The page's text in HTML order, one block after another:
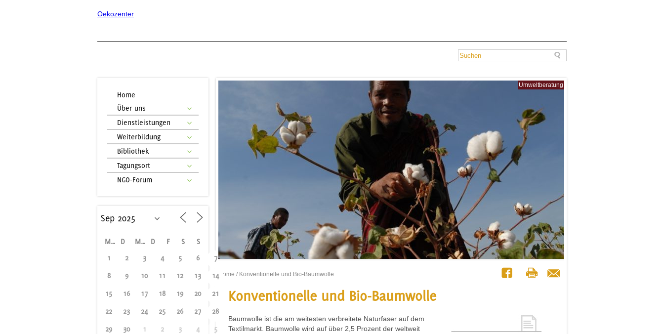
Oekozenter
Home
Über uns
Dienstleistungen
Weiterbildung
Bibliothek
Tagungsort
NGO-Forum
M D M D F S
S
1
2 3 4 5 6 7
8 9 10 11 12 13 14
15 16 17 18 19 20 21
22 23 24 25 26 27 28
29 30 1 2 3 4 5
Umweltberatung
Home / Konventionelle und Bio-Baumwolle
Konventionelle und Bio-Baumwolle
Baumwolle ist die am weitesten verbreitete Naturfaser auf dem
Textilmarkt. Baumwolle wird auf über 2,5 Prozent der weltweit